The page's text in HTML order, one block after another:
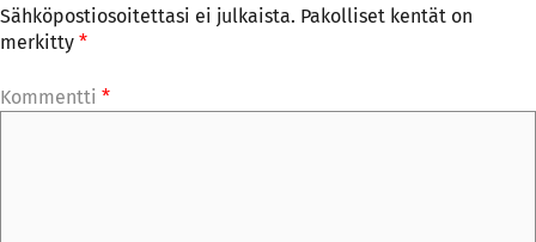
Sähköpostiosoitettasi ei julkaista. Pakolliset kentät on
merkitty *
Kommentti *